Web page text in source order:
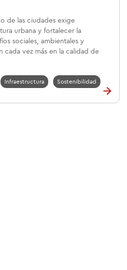
de las ciudades exige
urbana y fortalecer la
sociales, ambientales y
cada vez más en la calidad de
Infraestructura Sostenibilidad